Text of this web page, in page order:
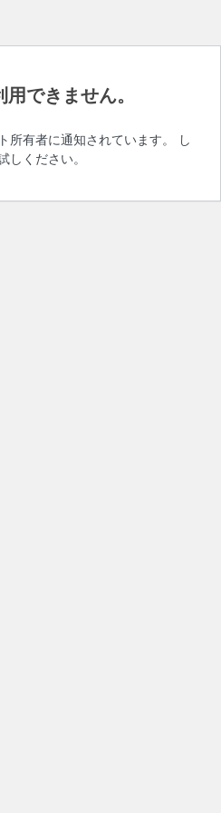
できません。
所有者に通知されています。 し
しください。